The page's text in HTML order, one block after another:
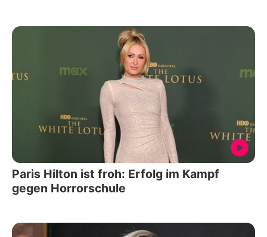
Paris Hilton ist froh: Erfolg im Kampf
gegen Horrorschule